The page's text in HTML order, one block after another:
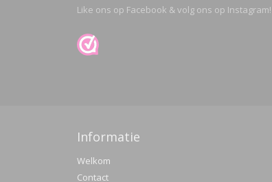
Like ons op Facebook & volg ons op Instagram!
Informatie
Welkom
Contact